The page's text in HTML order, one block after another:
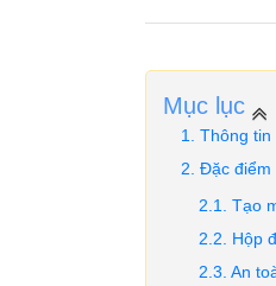
Mục lục
Thông tin
Đặc điểm
Tạo
Hộp
An